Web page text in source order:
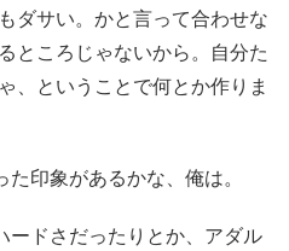
ダサい。かと言って合わせな
ところじゃないから。自分た
、ということで何とか作りま
印象があるかな、俺は。
ードさだったりとか、アダル